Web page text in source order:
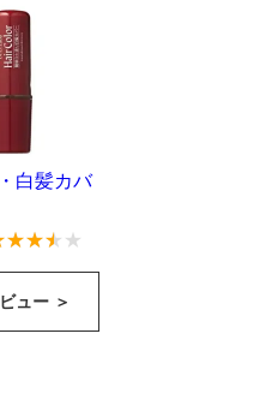
白髪カバ
ュー ＞